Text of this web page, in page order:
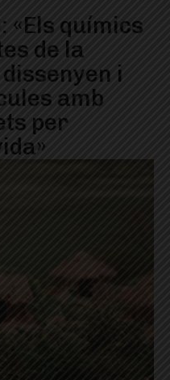
«Els químics
de la
i
amb
per